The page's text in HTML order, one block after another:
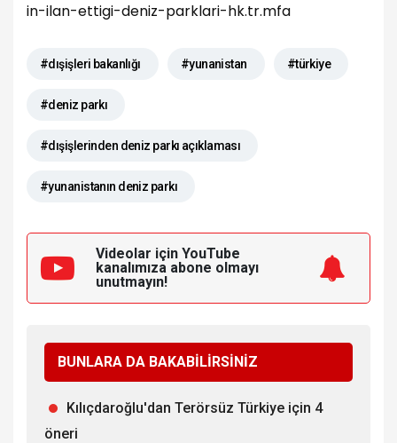
in-ilan-ettigi-deniz-parklari-hk.tr.mfa
#dışişleri bakanlığı #yunanistan #türkiye
#deniz parkı
#dışişlerinden deniz parkı açıklaması
#yunanistanın deniz parkı
Videolar için YouTube
kanalımıza abone olmayı
unutmayın!
BUNLARA DA BAKABİLİRSİNİZ
Kılıçdaroğlu'dan Terörsüz Türkiye için 4
öneri